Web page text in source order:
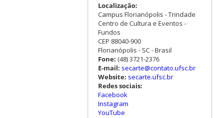
Localização:
Campus Florianópolis - Trindade
Centro de Cultura e Eventos -
Fundos
CEP 88040-900
Florianópolis - SC - Brasil
Fone: (48) 3721-2376
E-mail: secarte@contato.ufsc.br
Website: secarte.ufsc.br
Redes sociais:
Facebook
Instagram
YouTube